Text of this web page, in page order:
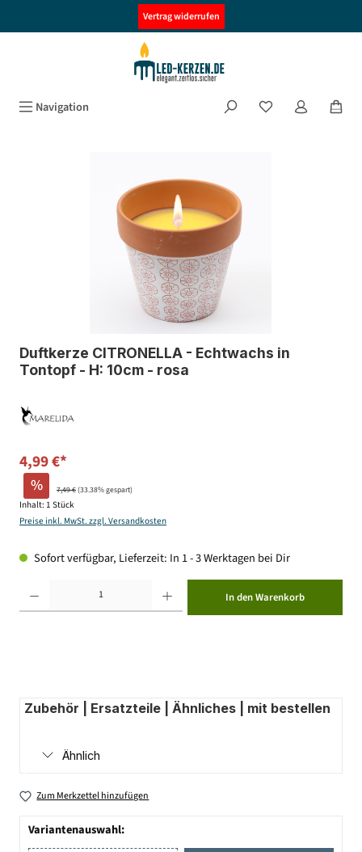
Vertrag widerrufen
Navigation
Duftkerze CITRONELLA - Echtwachs in
Tontopf - H: 10cm - rosa
4,99 €*
% 7,49 €(33.38% gespart)
Inhalt: 1 Stück
Preise inkl. MwSt. zzgl. Versandkosten
Sofort verfügbar, Lieferzeit: In 1 - 3 Werktagen bei Dir
In den Warenkorb
Zubehör | Ersatzteile | Ähnliches | mit bestellen
Ähnlich
Zum Merkzettel hinzufügen
Variantenauswahl: